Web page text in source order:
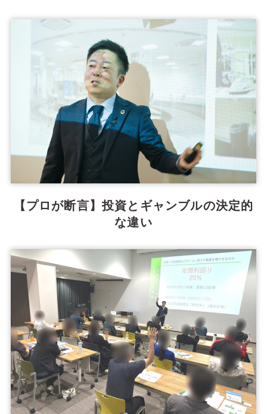
【プロが断言】投資とギャンブルの決定的
な違い